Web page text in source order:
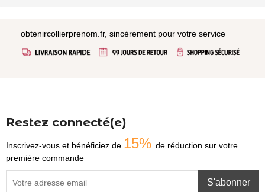
obtenircollierprenom.fr, sincèrement pour votre service
Restez connecté(e)
Inscrivez-vous et bénéficiez de 15% de réduction sur votre
première commande
S'abonner